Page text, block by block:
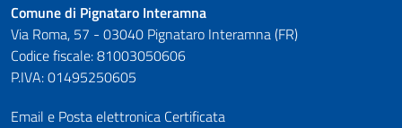
Comune di Pignataro Interamna
Via Roma, 57 - 03040 Pignataro Interamna (FR)
Codice fiscale: 81003050606
P.IVA: 01495250605
Email e Posta elettronica Certificata